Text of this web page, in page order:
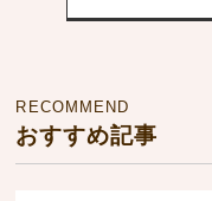
RECOMMEND
おすすめ記事